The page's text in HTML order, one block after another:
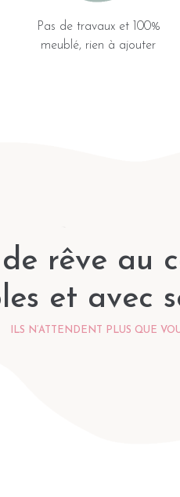
Pas de travaux et 100%
meublé, rien à ajouter
rêve au
et avec
ILS N’ATTENDENT PLUS QUE